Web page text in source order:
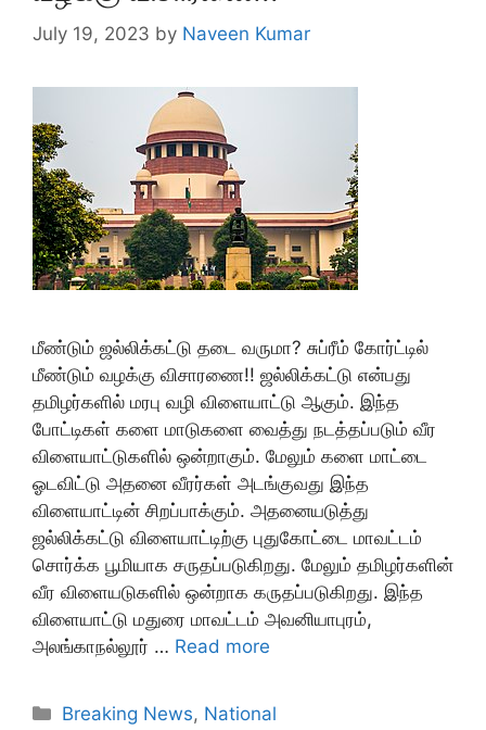
July 19, 2023 by Naveen Kumar
மீண்டும் ஜல்லிக்கட்டு தடை வருமா? சுப்ரீம் கோர்ட்டில்
மீண்டும் வழக்கு விசாரணை!! ஜல்லிக்கட்டு என்பது
தமிழர்களில் மரபு வழி விளையாட்டு ஆகும். இந்த
போட்டிகள் களை மாடுகளை வைத்து நடத்தப்படும் வீர
விளையாட்டுகளில் ஒன்றாகும். மேலும் களை மாட்டை
ஓடவிட்டு அதனை வீரர்கள் அடங்குவது இந்த
விளையாட்டின் சிறப்பாக்கும். அதனையடுத்து
ஜல்லிக்கட்டு விளையாட்டிற்கு புதுகோட்டை மாவட்டம்
சொர்க்க பூமியாக சருதப்படுகிறது. மேலும் தமிழர்களின்
வீர விளையடுகளில் ஒன்றாக கருதப்படுகிறது. இந்த
விளையாட்டு மதுரை மாவட்டம் அவனியாபுரம்,
அலங்காநல்லூர் … Read more
Categories
Breaking News, National